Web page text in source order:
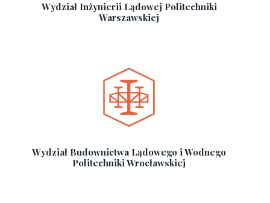
Wydział Inżynierii Lądowej Politechniki
Warszawskiej
Wydział Budownictwa Lądowego i Wodnego
Politechniki Wrocławskiej